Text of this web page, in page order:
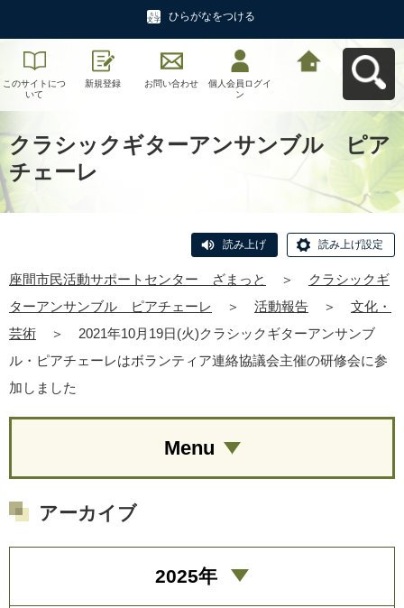
ひらがなをつける
このサイトにつ
いて
新規登録 お問い合わせ
個人会員ログイ
ン
クラシックギターアンサンブル ピア
チェーレ
読み上げ 読み上げ設定
座間市民活動サポートセンター ざまっと ＞
クラシックギ
ターアンサンブル ピアチェーレ
＞ 活動報告 ＞
文化・
芸術
＞
2021年10月19日(火)クラシックギターアンサンブ
ル・ピアチェーレはボランティア連絡協議会主催の研修会に参
加しました
Menu
アーカイブ
2025年